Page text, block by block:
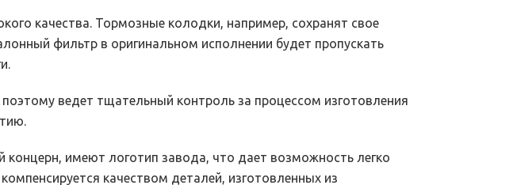
качества. Тормозные колодки, например, сохранят свое
фильтр в оригинальном исполнении будет пропускать
ведет тщательный контроль за процессом изготовления
имеют логотип завода, что дает возможность легко
качеством деталей, изготовленных из